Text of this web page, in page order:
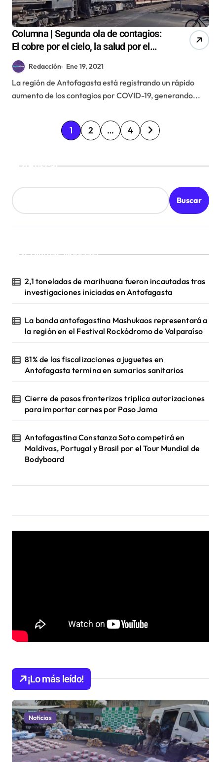
Columna | Segunda ola de contagios:
El cobre por el cielo, la salud por el
suelo
Redacción Ene 19, 2021
La región de Antofagasta está registrando un rápido
aumento de los contagios por COVID-19, generando...
P
a
a
c
ó
n
d
e
e
n
t
r
d
a
s
1 2 … 4
Buscar
Buscar
¡Ultimas Noticias!
2,1 toneladas de marihuana fueron incautadas tras
investigaciones iniciadas en Antofagasta
La banda antofagastina Mashukaos representará a
la región en el Festival Rockódromo de Valparaíso
81% de las fiscalizaciones a juguetes en
Antofagasta termina en sumarios sanitarios
Cierre de pasos fronterizos triplica autorizaciones
para importar carnes por Paso Jama
Antofagastina Constanza Soto competirá en
Maldivas, Portugal y Brasil por el Tour Mundial de
Bodyboard
¡Lo más leído!
Noticias